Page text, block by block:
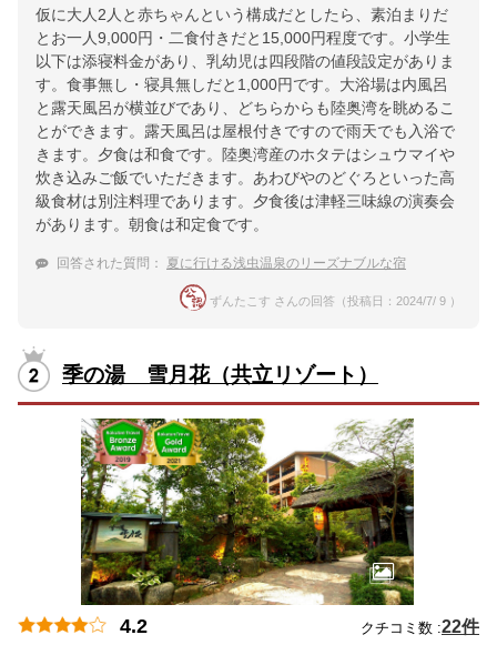
仮に大人2人と赤ちゃんという構成だとしたら、素泊まりだ
とお一人9,000円・二食付きだと15,000円程度です。小学生
以下は添寝料金があり、乳幼児は四段階の値段設定がありま
す。食事無し・寝具無しだと1,000円です。大浴場は内風呂
と露天風呂が横並びであり、どちらからも陸奥湾を眺めるこ
とができます。露天風呂は屋根付きですので雨天でも入浴で
きます。夕食は和食です。陸奥湾産のホタテはシュウマイや
炊き込みご飯でいただきます。あわびやのどぐろといった高
級食材は別注料理であります。夕食後は津軽三味線の演奏会
があります。朝食は和定食です。
回答された質問： 夏に行ける浅虫温泉のリーズナブルな宿
ずんたこす さんの回答（投稿日：2024/7/ 9 ）
季の湯 雪月花（共立リゾート）
4.2 クチコミ数 :22件